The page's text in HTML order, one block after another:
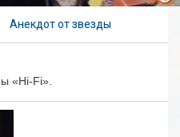
Анекдот от звезды
«Hi-Fi».